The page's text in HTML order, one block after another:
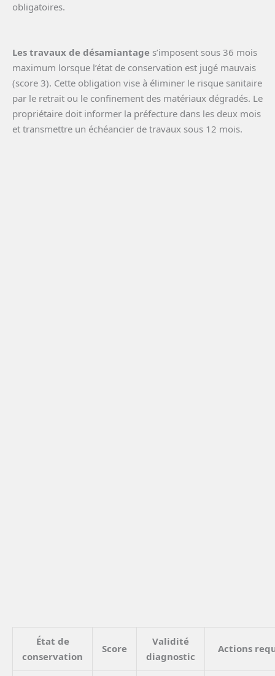
obligatoires.
Les travaux de désamiantage s’imposent sous 36 mois
maximum lorsque l’état de conservation est jugé mauvais
(score 3). Cette obligation vise à éliminer le risque sanitaire
par le retrait ou le confinement des matériaux dégradés. Le
propriétaire doit informer la préfecture dans les deux mois
et transmettre un échéancier de travaux sous 12 mois.
État de
conservation
Score
Validité
diagnostic
Actions